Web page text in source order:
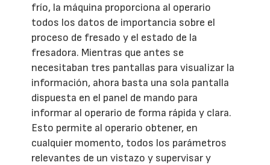
frío, la máquina proporciona al operario
todos los datos de importancia sobre el
proceso de fresado y el estado de la
fresadora. Mientras que antes se
necesitaban tres pantallas para visualizar la
información, ahora basta una sola pantalla
dispuesta en el panel de mando para
informar al operario de forma rápida y clara.
Esto permite al operario obtener, en
cualquier momento, todos los parámetros
relevantes de un vistazo y supervisar y